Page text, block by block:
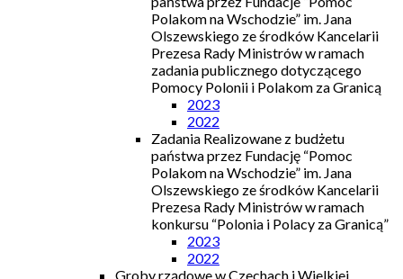
Polakom na Wschodzie” im. Jana
Olszewskiego ze środków Kancelarii
Prezesa Rady Ministrów w ramach
zadania publicznego dotyczącego
Pomocy Polonii i Polakom za Granicą
2023
2022
Zadania Realizowane z budżetu
państwa przez Fundację “Pomoc
Polakom na Wschodzie” im. Jana
Olszewskiego ze środków Kancelarii
Prezesa Rady Ministrów w ramach
konkursu “Polonia i Polacy za Granicą”
2023
2022
Groby rządowe w Czechach i Wielkiej